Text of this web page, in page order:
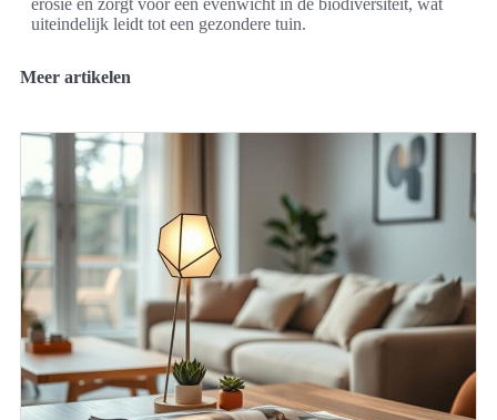
uiteindelijk leidt tot een gezondere tuin.
Meer artikelen